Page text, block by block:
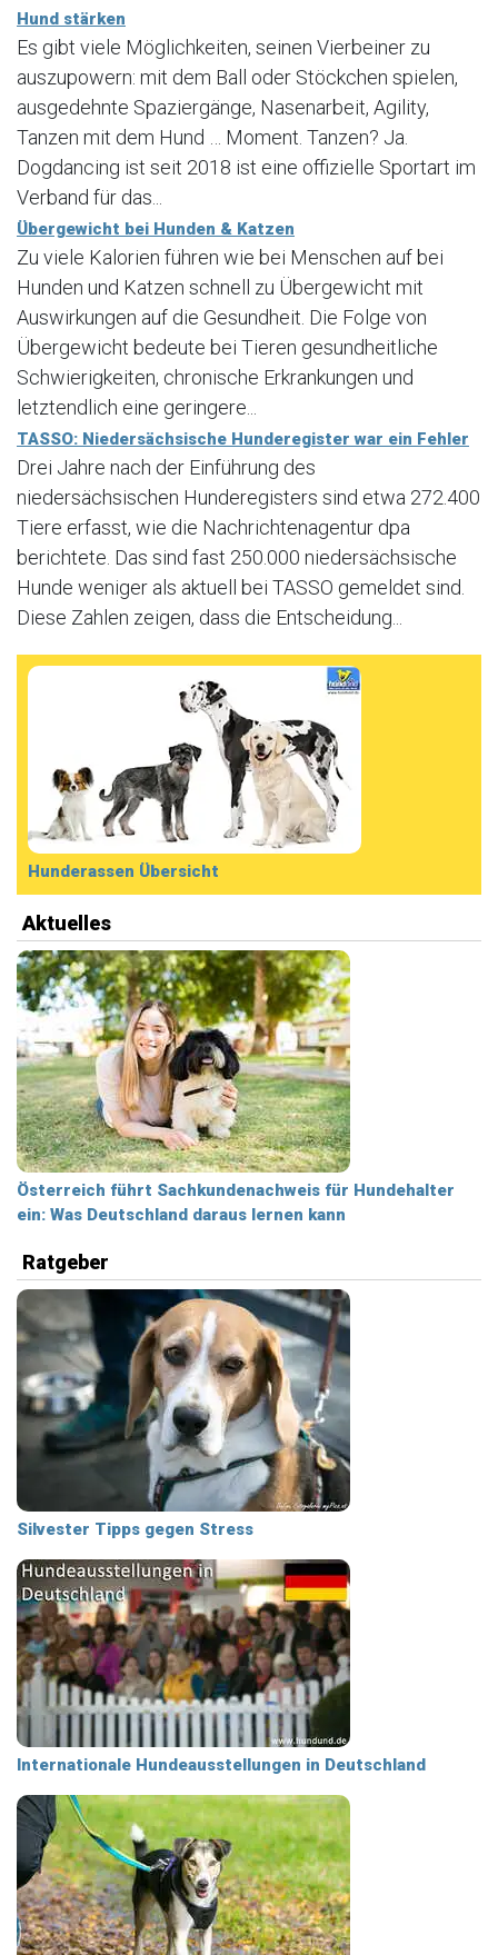
Hund stärken
Es gibt viele Möglichkeiten, seinen Vierbeiner zu
auszupowern: mit dem Ball oder Stöckchen spielen,
ausgedehnte Spaziergänge, Nasenarbeit, Agility,
Tanzen mit dem Hund … Moment. Tanzen? Ja.
Dogdancing ist seit 2018 ist eine offizielle Sportart im
Verband für das...
Übergewicht bei Hunden & Katzen
Zu viele Kalorien führen wie bei Menschen auf bei
Hunden und Katzen schnell zu Übergewicht mit
Auswirkungen auf die Gesundheit. Die Folge von
Übergewicht bedeute bei Tieren gesundheitliche
Schwierigkeiten, chronische Erkrankungen und
letztendlich eine geringere...
TASSO: Niedersächsische Hunderegister war ein Fehler
Drei Jahre nach der Einführung des
niedersächsischen Hunderegisters sind etwa 272.400
Tiere erfasst, wie die Nachrichtenagentur dpa
berichtete. Das sind fast 250.000 niedersächsische
Hunde weniger als aktuell bei TASSO gemeldet sind.
Diese Zahlen zeigen, dass die Entscheidung...
Hunderassen Übersicht
Aktuelles
Österreich führt Sachkundenachweis für Hundehalter
ein: Was Deutschland daraus lernen kann
Ratgeber
Silvester Tipps gegen Stress
Internationale Hundeausstellungen in Deutschland